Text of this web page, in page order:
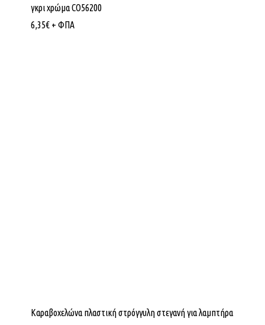
γκρι χρώμα CO56200
6,35€ + ΦΠΑ
Καραβοχελώνα πλαστική στρόγγυλη στεγανή για λαμπτήρα